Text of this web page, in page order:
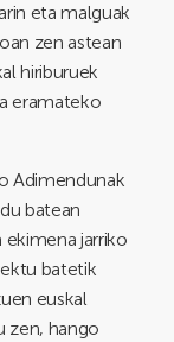
eta malguak
zen astean
hiriburuek
eramateko
Adimendunak
batean
ekimena jarriko
batetik
euskal
zen, hango